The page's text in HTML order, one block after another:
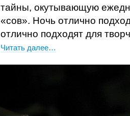
тайны, окутывающую
«сов». Ночь отлично
отлично подходят для
Читать далее…